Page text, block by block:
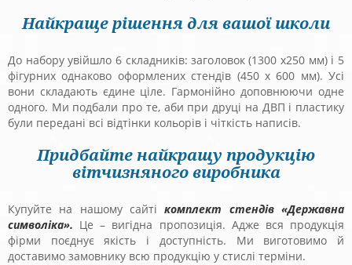
Найкраще рішення для вашої школи
До набору увійшло 6 складників: заголовок (1300 х250 мм) і 5
фігурних однаково оформлених стендів (450 х 600 мм). Усі
вони складають єдине ціле. Гармонійно доповнюючи одне
одного. Ми подбали про те, аби при друці на ДВП і пластику
були передані всі відтінки кольорів і чіткість написів.
Придбайте найкращу продукцію
вітчизняного виробника
Купуйте на нашому сайтікомплект стендів «Державна
символіка». Це – вигідна пропозиція. Адже вся продукція
фірми поєднує якість і доступність. Ми виготовимо й
доставимо замовнику всю продукцію у стислі терміни.